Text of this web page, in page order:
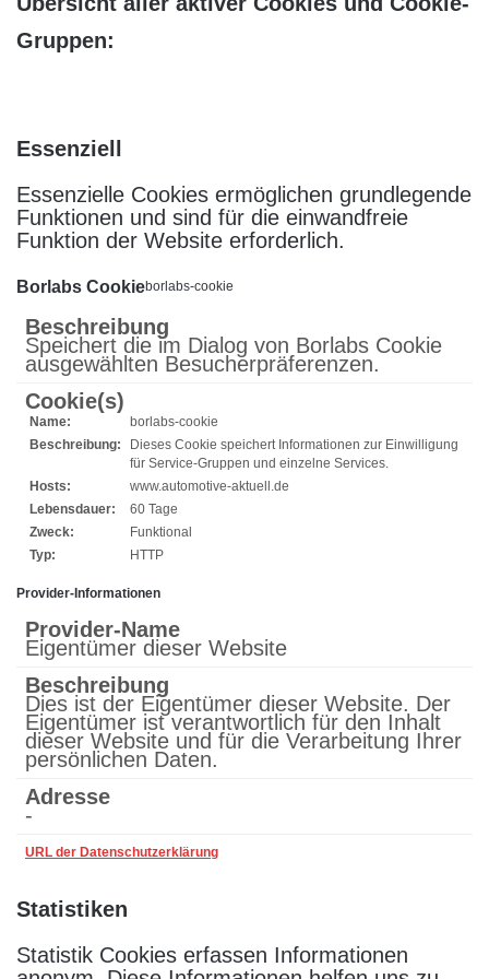
Gruppen:
Essenziell
Essenzielle Cookies ermöglichen grundlegende
Funktionen und sind für die einwandfreie
Funktion der Website erforderlich.
Borlabs Cookieborlabs-cookie
Beschreibung
Speichert die im Dialog von Borlabs Cookie
ausgewählten Besucherpräferenzen.
Cookie(s)
Name:
borlabs-cookie
Beschreibung:
Dieses Cookie speichert Informationen zur Einwilligung
für Service-Gruppen und einzelne Services.
Hosts:
www.automotive-aktuell.de
Lebensdauer:
60 Tage
Zweck:
Funktional
Typ:
HTTP
Provider-Informationen
Provider-Name
Eigentümer dieser Website
Beschreibung
Dies ist der Eigentümer dieser Website. Der
Eigentümer ist verantwortlich für den Inhalt
dieser Website und für die Verarbeitung Ihrer
persönlichen Daten.
Adresse
-
URL der Datenschutzerklärung
Statistiken
Statistik Cookies erfassen Informationen